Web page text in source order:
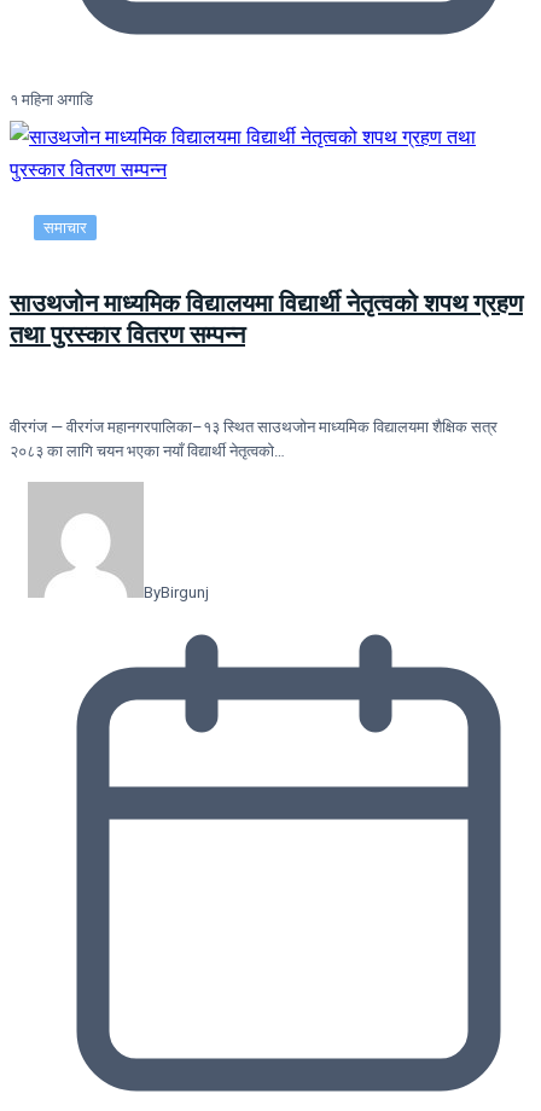
१ महिना अगाडि
समाचार
साउथजोन माध्यमिक विद्यालयमा विद्यार्थी नेतृत्वको शपथ ग्रहण
तथा पुरस्कार वितरण सम्पन्न
वीरगंज — वीरगंज महानगरपालिका–१३ स्थित साउथजोन माध्यमिक विद्यालयमा शैक्षिक सत्र
२०८३ का लागि चयन भएका नयाँ विद्यार्थी नेतृत्वको…
ByBirgunj